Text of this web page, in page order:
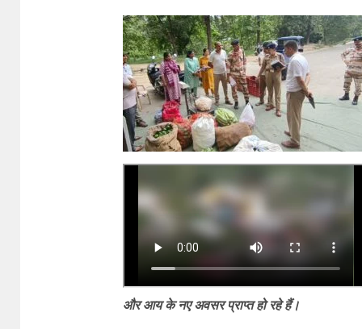
और आय के नए अवसर प्राप्त हो रहे हैं।